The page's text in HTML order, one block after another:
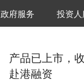
城市之窗
政府服务 VClub投
投资机构
投资
产品已上市，
赴港融资